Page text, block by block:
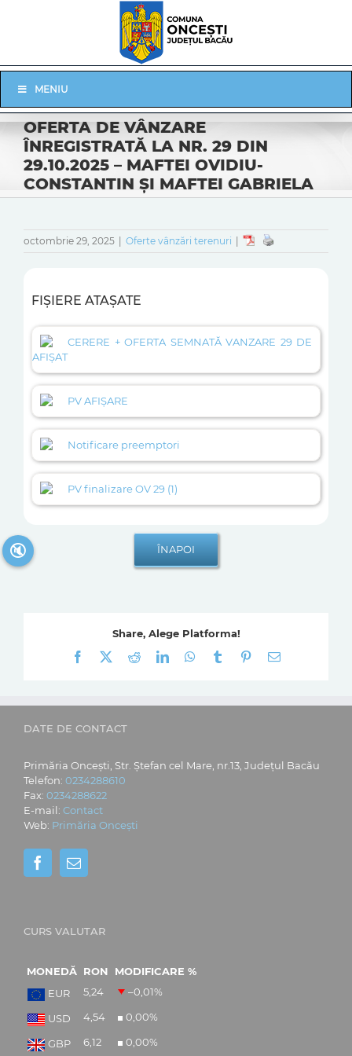
Navigation
MENIU
OFERTA DE VÂNZARE
ÎNREGISTRATĂ LA NR. 29 DIN
29.10.2025 – MAFTEI OVIDIU-
CONSTANTIN ŞI MAFTEI GABRIELA
octombrie 29, 2025 Oferte vânzări terenuri
FIȘIERE ATAȘATE
CERERE + OFERTA SEMNATĂ VANZARE 29 DE
AFIȘAT
PV AFIȘARE
Notificare preemptori
PV finalizare OV 29 (1)
Share, Alege Platforma!
Facebook
RedditLinkedInWhatsApp
Tumblr Pinterest
E-
DATE DE CONTACT
Primăria Oncești, Str. Ștefan cel Mare, nr.13, Județul Bacău
Telefon: 0234288610
Fax: 0234288622
E-mail: Contact
Web: Primăria Oncești
CURS VALUTAR
MONEDĂ RON
MODIFICARE %
EUR
5,24 –0,01%
USD 4,54 0,00%
GBP 6,12 0,00%
🔇